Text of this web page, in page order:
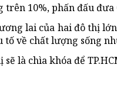
10%, phấn đấu đưa
lai của hai đô thị
về chất lượng sống
là chìa khóa để